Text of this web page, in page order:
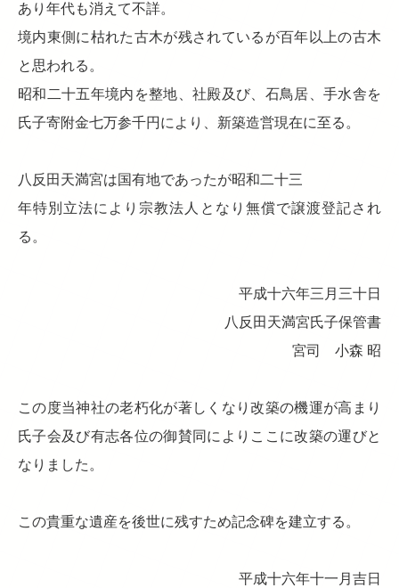
あり年代も消えて不詳。
境内東側に枯れた古木が残されているが百年以上の古木
と思われる。
昭和二十五年境内を整地、社殿及び、石鳥居、手水舎を
氏子寄附金七万参千円により、新築造営現在に至る。
八反田天満宮は国有地であったが昭和二十三
年特別立法により宗教法人となり無償で譲渡登記され
る。
平成十六年三月三十日
八反田天満宮氏子保管書
宮司 小森 昭
この度当神社の老朽化が著しくなり改築の機運が高まり
氏子会及び有志各位の御賛同によりここに改築の運びと
なりました。
この貴重な遺産を後世に残すため記念碑を建立する。
平成十六年十一月吉日